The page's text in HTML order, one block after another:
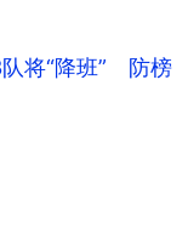
将“降班” 防榜